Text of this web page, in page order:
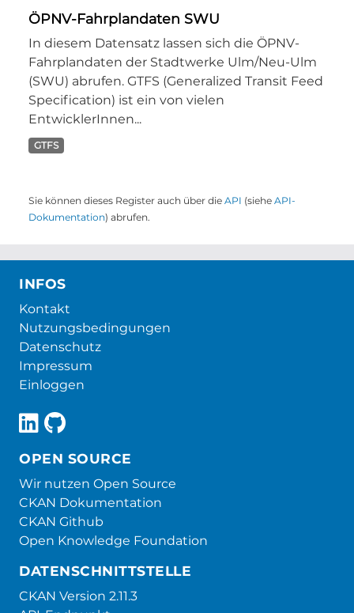
ÖPNV-Fahrplandaten SWU
In diesem Datensatz lassen sich die ÖPNV-
Fahrplandaten der Stadtwerke Ulm/Neu-Ulm
(SWU) abrufen. GTFS (Generalized Transit Feed
Specification) ist ein von vielen
EntwicklerInnen...
GTFS
Sie können dieses Register auch über die API (siehe API-
Dokumentation) abrufen.
INFOS
Kontakt
Nutzungsbedingungen
Datenschutz
Impressum
Einloggen
OPEN SOURCE
Wir nutzen Open Source
CKAN Dokumentation
CKAN Github
Open Knowledge Foundation
DATENSCHNITTSTELLE
CKAN Version 2.11.3